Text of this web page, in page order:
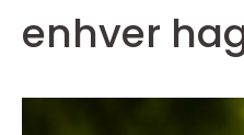
enhver